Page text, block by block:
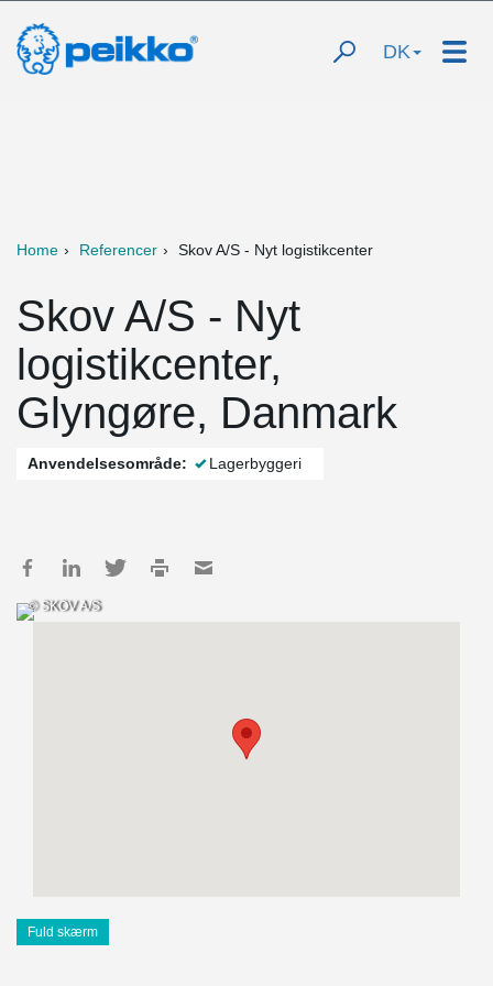
DK
Home Referencer Skov A/S - Nyt logistikcenter
Skov A/S - Nyt
logistikcenter,
Glyngøre, Danmark
Anvendelsesområde: Lagerbyggeri
© SKOV A/S
Fuld skærm